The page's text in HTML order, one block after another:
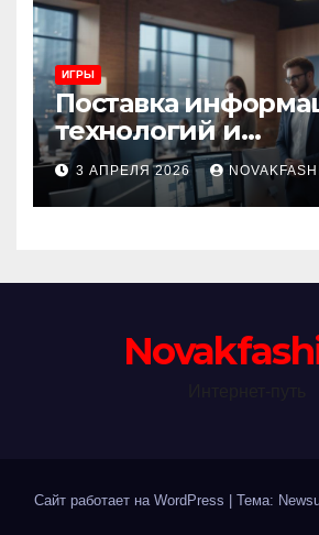
ИГРЫ
Поставка
технологий и
инновационные
3 АПРЕЛЯ 2026
Сайт работает на WordPress Тема: